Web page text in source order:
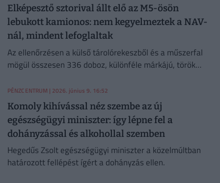
Elképesztő sztorival állt elő az M5-ösön
lebukott kamionos: nem kegyelmeztek a NAV-
nál, mindent lefoglaltak
Az ellenőrzésen a külső tárolórekeszből és a műszerfal
mögül összesen 336 doboz, különféle márkájú, török
PÉNZCENTRUM | 2026. június 9. 16:52
Komoly kihívással néz szembe az új
egészségügyi miniszter: így lépne fel a
dohányzással és alkohollal szemben
Hegedűs Zsolt egészségügyi miniszter a közelmúltban
határozott fellépést ígért a dohányzás ellen.